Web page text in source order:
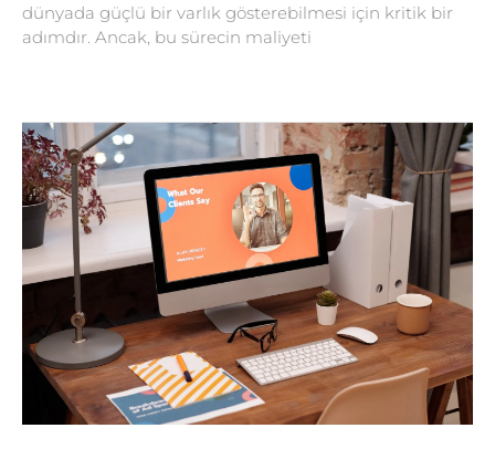
dünyada güçlü bir varlık gösterebilmesi için kritik bir
adımdır. Ancak, bu sürecin maliyeti